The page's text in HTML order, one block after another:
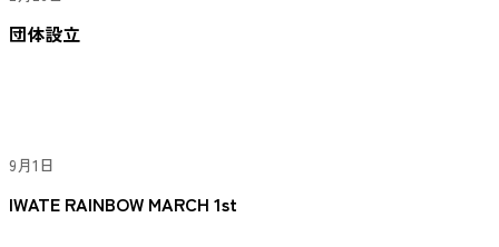
団体設立
9月1日
IWATE RAINBOW MARCH 1st